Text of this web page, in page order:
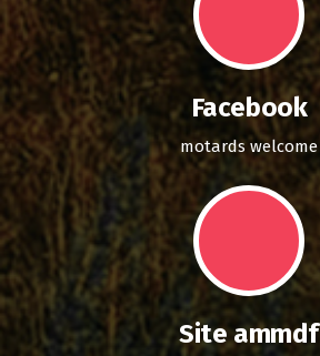
Facebook
motards welcome
Site ammdf